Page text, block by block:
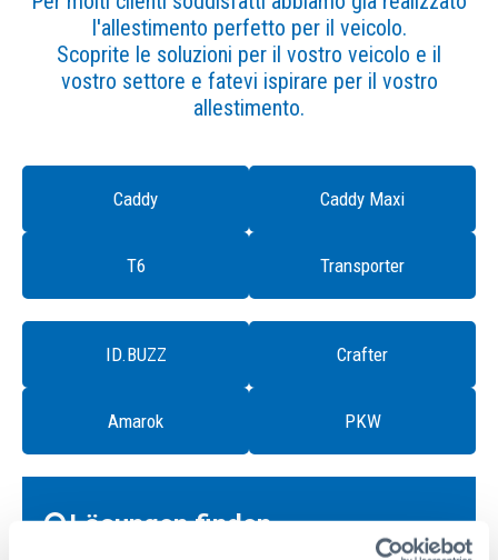
l'allestimento perfetto per il veicolo.
Scoprite le soluzioni per il vostro veicolo e il
vostro settore e fatevi ispirare per il vostro
allestimento.
Caddy Caddy Maxi
T6 Transporter
ID.BUZZ Crafter
Amarok PKW
Lösungen finden